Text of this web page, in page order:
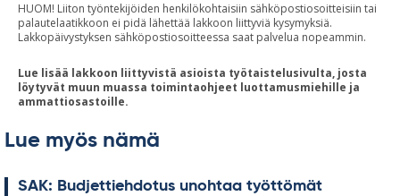
HUOM! Liiton työntekijöiden henkilökohtaisiin sähköpostiosoitteisiin tai
palautelaatikkoon ei pidä lähettää lakkoon liittyviä kysymyksiä.
Lakkopäivystyksen sähköpostiosoitteessa saat palvelua nopeammin.
Lue lisää lakkoon liittyvistä asioista työtaistelusivulta, josta
löytyvät muun muassa toimintaohjeet luottamusmiehille ja
ammattiosastoille.
Lue myös nämä
SAK: Bud­jet­tieh­do­tus unoh­taa työt­tö­mät